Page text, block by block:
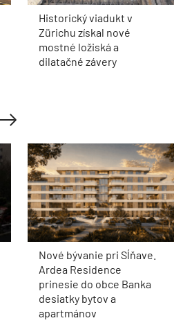
Historický viadukt v
Zürichu získal nové
mostné ložiská a
dilatačné závery
Nové bývanie pri Sĺňave.
Ardea Residence
prinesie do obce Banka
desiatky bytov a
apartmánov